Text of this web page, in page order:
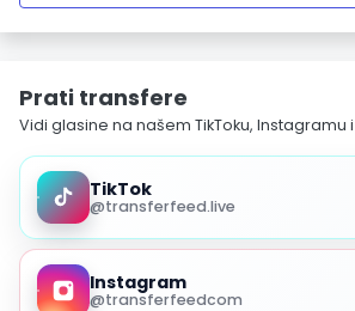
Prati transfere
Vidi glasine na našem TikToku, Instagramu
TikTok
@transferfeed.live
Instagram
@transferfeedcom